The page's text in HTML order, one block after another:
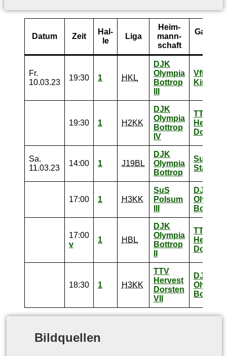
Da­tum Zeit
Hal­
le
Liga
Heim­
mann­
schaft
Fr.
10.03.23
19:30 1 HKL
DJK
Olympia
Bottrop
VfB
19:30 1 H2KK
DJK
Olympia
Bottrop
IV
TTV
Hervest
Dorsten
Sa.
11.03.23
14:00 1 J19BL
DJK
Olympia
Bottrop
SuS
17:00 1 H3KK
SuS
Polsum
DJK
Olympia
Bottrop
17:00
v
1 HBL
DJK
Olympia
Bottrop
TTV
Hervest
Dorsten
18:30 1 H3KK
TTV
Hervest
Dorsten
VII
DJK
Olympia
Bottrop
Bild­quel­len